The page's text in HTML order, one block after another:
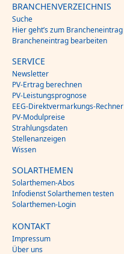
BRANCHENVERZEICHNIS
Suche
Hier geht’s zum Brancheneintrag
Brancheneintrag bearbeiten
SERVICE
Newsletter
PV-Ertrag berechnen
PV-Leistungsprognose
EEG-Direktvermarkungs-Rechner
PV-Modulpreise
Strahlungsdaten
Stellenanzeigen
Wissen
SOLARTHEMEN
Solarthemen-Abos
Infodienst Solarthemen testen
Solarthemen-Login
KONTAKT
Impressum
Über uns